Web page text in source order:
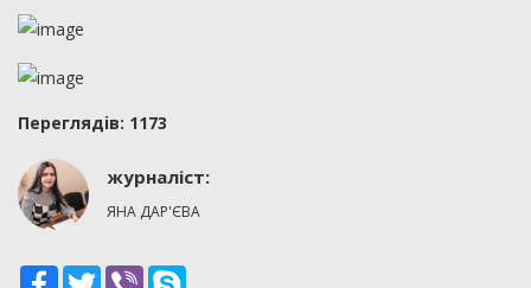
Переглядiв: 1173
журналіст:
ЯНА ДАР'ЄВА
Facebook
TwitterViber